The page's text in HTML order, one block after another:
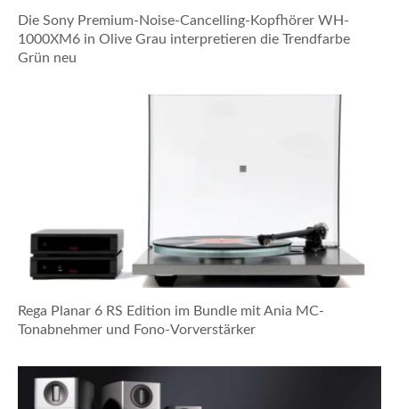
Die Sony Premium-Noise-Cancelling-Kopfhörer WH-
1000XM6 in Olive Grau interpretieren die Trendfarbe
Grün neu
Rega Planar 6 RS Edition im Bundle mit Ania MC-
Tonabnehmer und Fono-Vorverstärker